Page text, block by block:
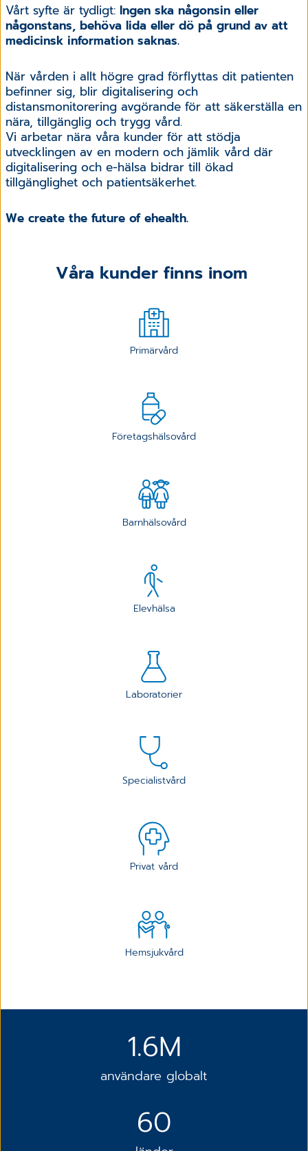
Vårt syfte är tydligt: Ingen ska någonsin eller
någonstans, behöva lida eller dö på grund av att
medicinsk information saknas.
När vården i allt högre grad förflyttas dit patienten
befinner sig, blir digitalisering och
distansmonitorering avgörande för att säkerställa en
nära, tillgänglig och trygg vård.
Vi arbetar nära våra kunder för att stödja
utvecklingen av en modern och jämlik vård där
digitalisering och e-hälsa bidrar till ökad
tillgänglighet och patientsäkerhet.
We create the future of ehealth.
Våra kunder finns inom
Primärvård
Företagshälsovård
Barnhälsovård
Elevhälsa
Laboratorier
Specialistvård
Privat vård
Hemsjukvård
1.6M
användare globalt
60